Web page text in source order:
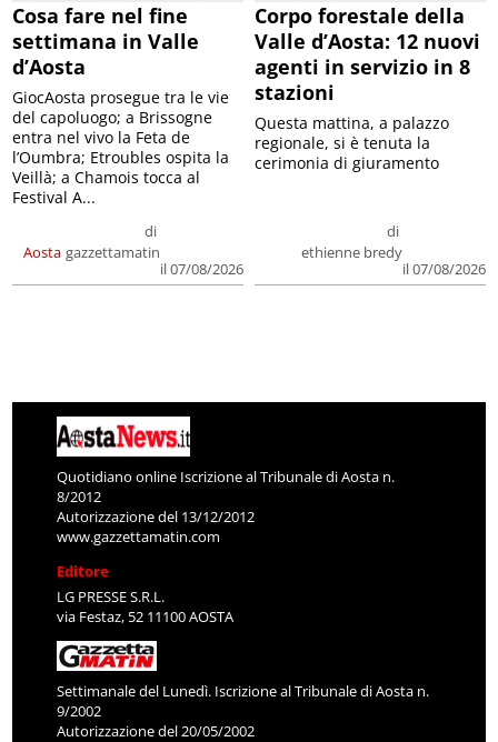
Cosa fare nel fine
settimana in Valle
d’Aosta
Aosta
di
gazzettamatin
il 07/08/2026
GiocAosta prosegue tra le vie
del capoluogo; a Brissogne
entra nel vivo la Feta de
l’Oumbra; Etroubles ospita la
Veillà; a Chamois tocca al
Festival A...
Corpo forestale della
Valle d’Aosta: 12 nuovi
agenti in servizio in 8
stazioni
di
ethienne bredy
il 07/08/2026
Questa mattina, a palazzo
regionale, si è tenuta la
cerimonia di giuramento
Quotidiano online Iscrizione al Tribunale di Aosta n.
8/2012
Autorizzazione del 13/12/2012
www.gazzettamatin.com
Editore
LG PRESSE S.R.L.
via Festaz, 52 11100 AOSTA
Settimanale del Lunedì. Iscrizione al Tribunale di Aosta n.
9/2002
Autorizzazione del 20/05/2002